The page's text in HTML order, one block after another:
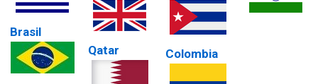
Brasil
Qatar Colombia